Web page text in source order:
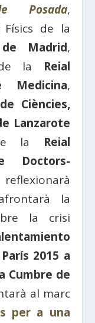
Posada,
de la
Madrid,
la Reial
Medicina,
Ciències,
Lanzarote
la Reial
Doctors-
reflexionarà
la
la crisi
2015 a
Cumbre de
al marc
per a una